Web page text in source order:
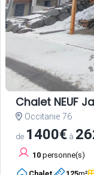
Chalet NEUF
Occitanie 76
de 1400€ à
10 personne(s)